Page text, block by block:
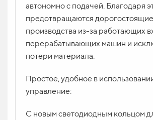
автономно с подачей. Благодаря
предотвращаются
производства из-за работающих
перерабатывающих машин и
потери материала.
Простое, удобное в
управление:
С новым светодиодным кольцом